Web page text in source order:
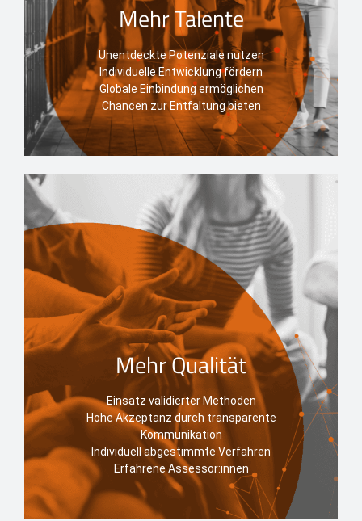
Mehr Talente
Unentdeckte Potenziale nutzen
Individuelle Entwicklung fördern
Globale Einbindung ermöglichen
Chancen zur Entfaltung bieten
Mehr Qualität
Einsatz validierter Methoden
Hohe Akzeptanz durch transparente
Kommunikation
Individuell abgestimmte Verfahren
Erfahrene Assessor:innen